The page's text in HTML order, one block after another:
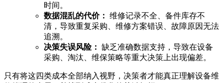
时间。
数据混乱的代价： 维修记录不全、备件库存不
清，导致重复采购、维修方案错误、故障原因无法
追溯。
决策失误风险： 缺乏准确数据支持，导致在设备
采购、淘汰、维保策略等重大决策上出现偏差。
只有将这四类成本全部纳入视野，决策者才能真正理解设备维